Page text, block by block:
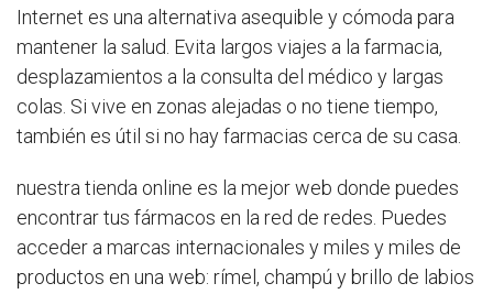
Internet es una alternativa asequible y cómoda para
mantener la salud. Evita largos viajes a la farmacia,
desplazamientos a la consulta del médico y largas
colas. Si vive en zonas alejadas o no tiene tiempo,
también es útil si no hay farmacias cerca de su casa.
nuestra tienda online es la mejor web donde puedes
encontrar tus fármacos en la red de redes. Puedes
acceder a marcas internacionales y miles y miles de
productos en una web: rímel, champú y brillo de labios